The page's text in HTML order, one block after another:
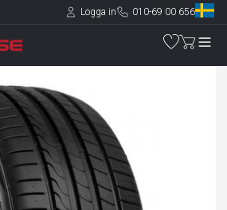
Logga in 010-69 00 656